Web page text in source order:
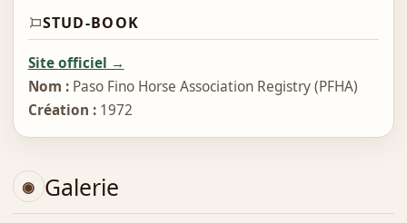
STUD-BOOK
Site officiel →
Nom :Paso Fino Horse Association Registry (PFHA)
Création :1972
Galerie